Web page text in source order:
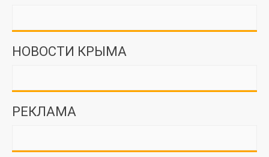
НОВОСТИ КРЫМА
РЕКЛАМА